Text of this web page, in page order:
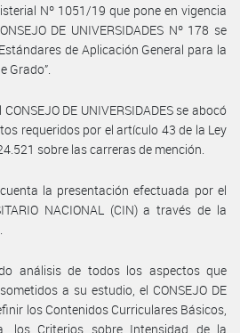
Nº 1051/19 que pone en vigencia
DE UNIVERSIDADES Nº 178 se
de Aplicación General para la
Grado”.
DE UNIVERSIDADES se abocó
requeridos por el artículo 43 de la Ley
sobre las carreras de mención.
la presentación efectuada por el
NACIONAL (CIN) a través de la
análisis de todos los aspectos que
a su estudio, el CONSEJO DE
los Contenidos Curriculares Básicos,
los Criterios sobre Intensidad de la